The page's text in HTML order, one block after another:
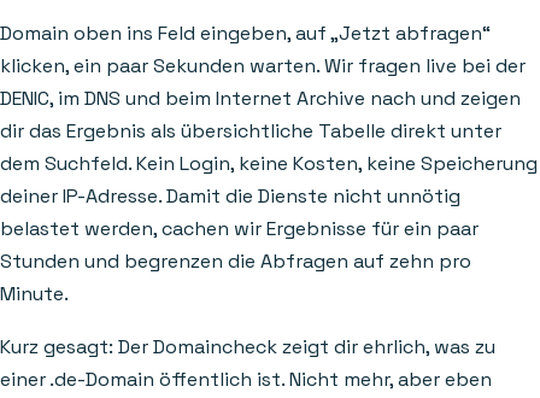
Domain oben ins Feld eingeben, auf „Jetzt abfragen“
klicken, ein paar Sekunden warten. Wir fragen live bei der
DENIC, im DNS und beim Internet Archive nach und zeigen
dir das Ergebnis als übersichtliche Tabelle direkt unter
dem Suchfeld. Kein Login, keine Kosten, keine Speicherung
deiner IP-Adresse. Damit die Dienste nicht unnötig
belastet werden, cachen wir Ergebnisse für ein paar
Stunden und begrenzen die Abfragen auf zehn pro
Minute.
Kurz gesagt: Der Domaincheck zeigt dir ehrlich, was zu
einer .de-Domain öffentlich ist. Nicht mehr, aber eben